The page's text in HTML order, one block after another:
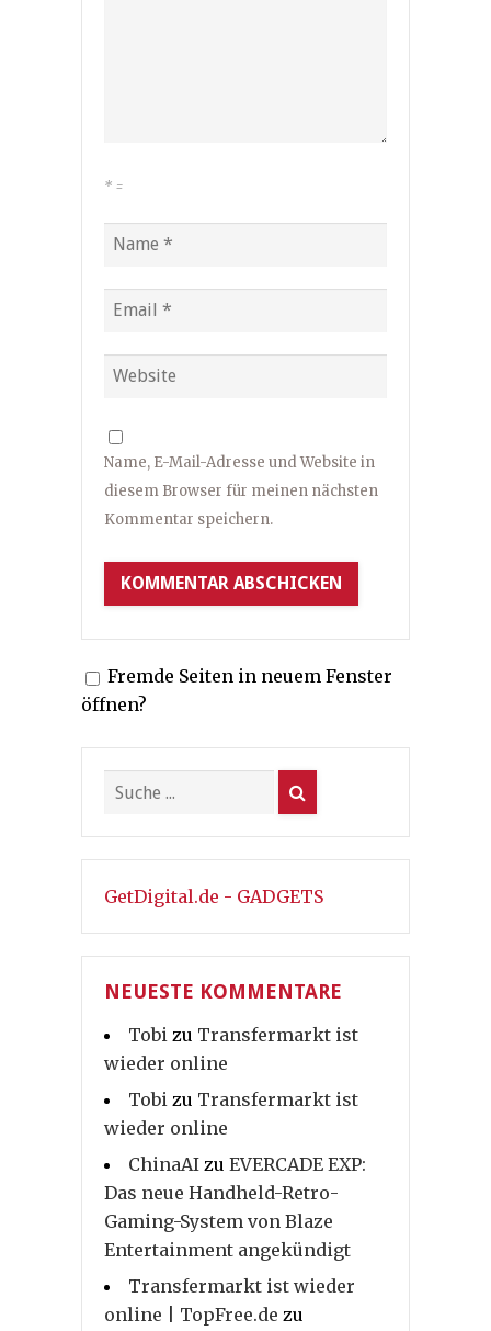
* =
Name, E-Mail-Adresse und Website in
diesem Browser für meinen nächsten
Kommentar speichern.
Fremde Seiten in neuem Fenster
öffnen?
GetDigital.de - GADGETS
NEUESTE KOMMENTARE
Tobi zu Transfermarkt ist
wieder online
Tobi zu Transfermarkt ist
wieder online
ChinaAI zu EVERCADE EXP:
Das neue Handheld-Retro-
Gaming-System von Blaze
Entertainment angekündigt
Transfermarkt ist wieder
online | TopFree.de zu